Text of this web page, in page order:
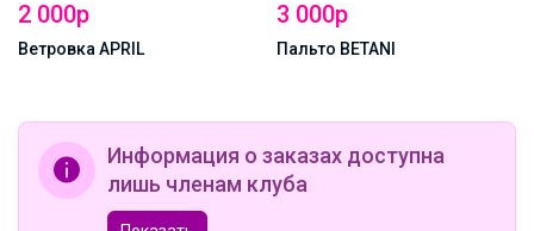
2 000р
Ветровка APRIL
3 000р
Пальто BETANI
Информация о заказах доступна
лишь членам клуба